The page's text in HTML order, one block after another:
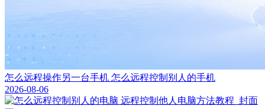
怎么远程操作另一台手机 怎么远程控制别人的手机
2026-08-06